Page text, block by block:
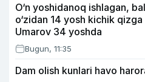
O‘n yoshidanoq ishlagan,
o‘zidan 14 yosh kichik
Umarov 34 yoshda
Bugun, 11:35
Dam olish kunlari havo